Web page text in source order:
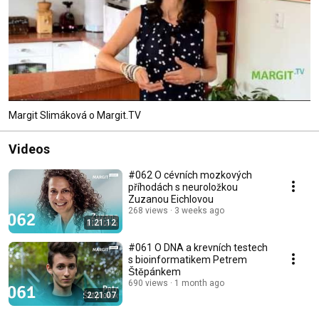
Margit Slimáková o Margit.TV
Videos
1:21:12
#062 O cévních mozkových
příhodách s neuroložkou
Zuzanou Eichlovou
268 views 3 weeks ago
2:21:07
#061 O DNA a krevních testech
s bioinformatikem Petrem
Štěpánkem
690 views 1 month ago